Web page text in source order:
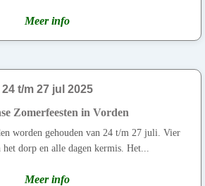
Meer info
24 t/m 27 jul 2025
Zomerfeesten in Vorden
worden gehouden van 24 t/m 27 juli. Vier
het dorp en alle dagen kermis. Het...
Meer info